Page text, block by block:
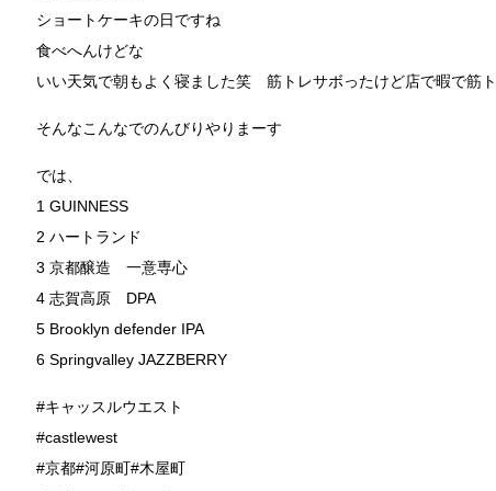
ショートケーキの日ですね
食べへんけどな
いい天気で朝もよく寝ました笑 筋トレサボったけど店で暇で筋
そんなこんなでのんびりやりまーす
では、
1 GUINNESS
2 ハートランド
3 京都醸造 一意専心
4 志賀高原 DPA
5 Brooklyn defender IPA
6 Springvalley JAZZBERRY
#キャッスルウエスト
#castlewest
#京都#河原町#木屋町